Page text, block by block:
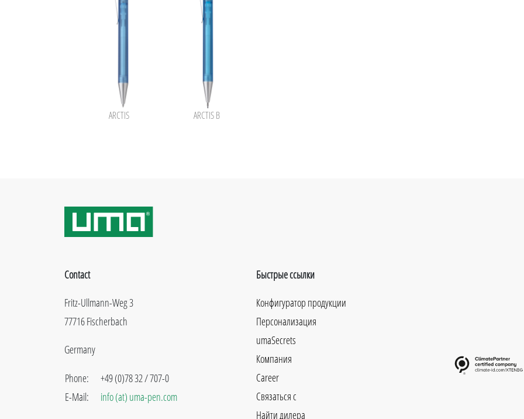
ARCTIS ARCTIS B
Contact
Fritz-Ullmann-Weg 3
77716 Fischerbach
Germany
Phone:
E-Mail:
+49 (0)78 32 / 707-0
info (at) uma-pen.com
Быстрые ссылки
Конфигуратор продукции
Персонализация
umaSecrets
Компания
Career
Связаться с
Найти дилера